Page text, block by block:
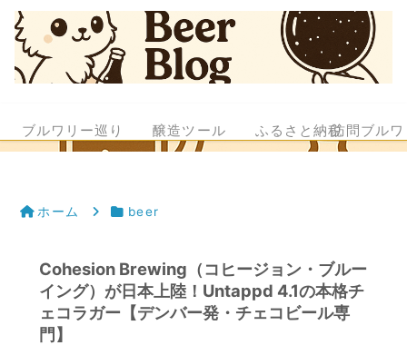
ブルワリー巡り 醸造ツール ふるさと納税訪問ブル
ホーム beer
Cohesion Brewing（コヒージョン・ブルー
イング）が日本上陸！Untappd 4.1の本格チ
ェコラガー【デンバー発・チェコビール専
門】